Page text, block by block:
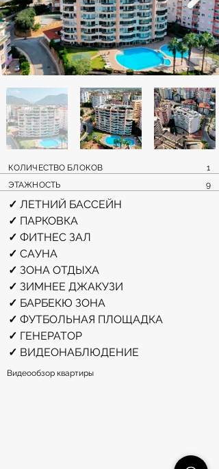
КОЛИЧЕСТВО БЛОКОВ
1
ЭТАЖНОСТЬ
9
✓ ЛЕТНИЙ БАССЕЙН
✓ ПАРКОВКА
✓ ФИТНЕС ЗАЛ
✓ САУНА
✓ ЗОНА ОТДЫХА
✓ ЗИМНЕЕ ДЖАКУЗИ
✓ БАРБЕКЮ ЗОНА
✓ ФУТБОЛЬНАЯ ПЛОЩАДКА
✓ ГЕНЕРАТОР
✓ ВИДЕОНАБЛЮДЕНИЕ
Видеообзор квартиры